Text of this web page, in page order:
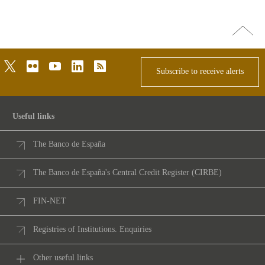
Go
top
twitterflickr youtubelinkedinrss
Subscribe to receive alerts
Useful links
The Banco de España
The Banco de España's Central Credit Register (CIRBE)
FIN-NET
Registries of Institutions. Enquiries
Other useful links